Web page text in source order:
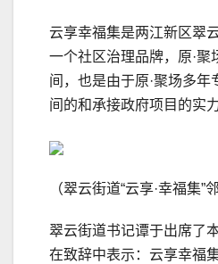
云享幸福集是两江新区翠
一个社区治理品牌，原·聚
间，也是由于原·聚场多年
间的和承接政府项目的实力
（翠云街道“云享·幸福集”
翠云街道书记谭于出席了
在致辞中表示：云享幸福